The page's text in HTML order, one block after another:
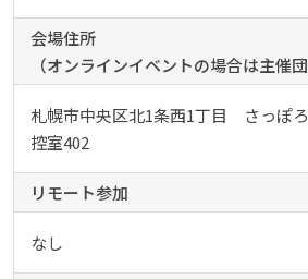
会場住所
（オンラインイベントの場合は主催団
札幌市中央区北1条西1丁目 さっぽ
控室402
リモート参加
なし